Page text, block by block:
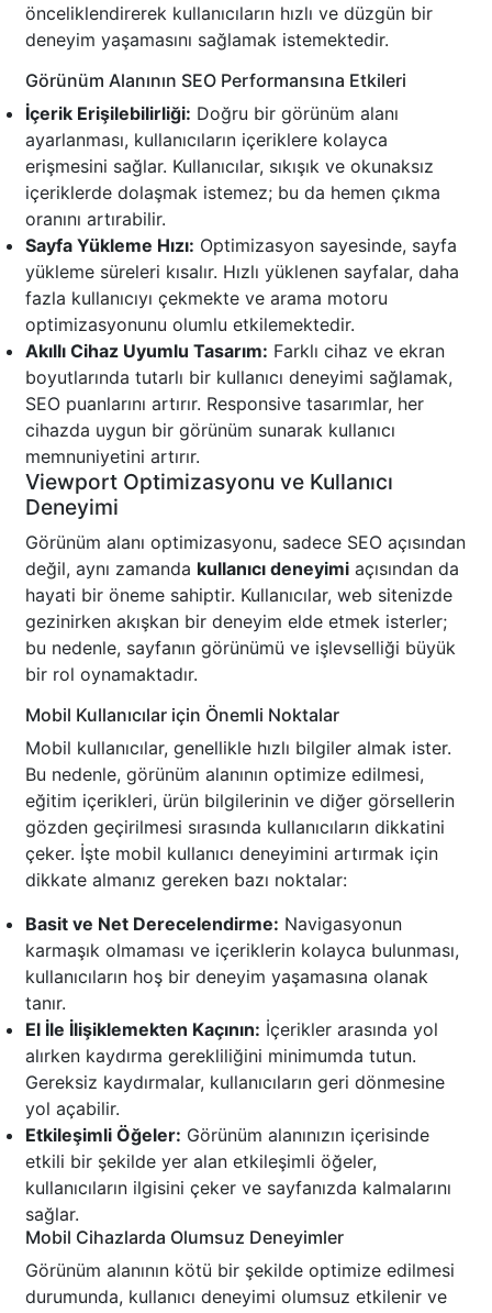
önceliklendirerek kullanıcıların hızlı ve düzgün bir
deneyim yaşamasını sağlamak istemektedir.
Görünüm Alanının SEO Performansına Etkileri
İçerik Erişilebilirliği: Doğru bir görünüm alanı
ayarlanması, kullanıcıların içeriklere kolayca
erişmesini sağlar. Kullanıcılar, sıkışık ve okunaksız
içeriklerde dolaşmak istemez; bu da hemen çıkma
oranını artırabilir.
Sayfa Yükleme Hızı: Optimizasyon sayesinde, sayfa
yükleme süreleri kısalır. Hızlı yüklenen sayfalar, daha
fazla kullanıcıyı çekmekte ve arama motoru
optimizasyonunu olumlu etkilemektedir.
Akıllı Cihaz Uyumlu Tasarım: Farklı cihaz ve ekran
boyutlarında tutarlı bir kullanıcı deneyimi sağlamak,
SEO puanlarını artırır. Responsive tasarımlar, her
cihazda uygun bir görünüm sunarak kullanıcı
memnuniyetini artırır.
Viewport Optimizasyonu ve Kullanıcı
Deneyimi
Görünüm alanı optimizasyonu, sadece SEO açısından
değil, aynı zamanda kullanıcı deneyimi açısından da
hayati bir öneme sahiptir. Kullanıcılar, web sitenizde
gezinirken akışkan bir deneyim elde etmek isterler;
bu nedenle, sayfanın görünümü ve işlevselliği büyük
bir rol oynamaktadır.
Mobil Kullanıcılar için Önemli Noktalar
Mobil kullanıcılar, genellikle hızlı bilgiler almak ister.
Bu nedenle, görünüm alanının optimize edilmesi,
eğitim içerikleri, ürün bilgilerinin ve diğer görsellerin
gözden geçirilmesi sırasında kullanıcıların dikkatini
çeker. İşte mobil kullanıcı deneyimini artırmak için
dikkate almanız gereken bazı noktalar:
Basit ve Net Derecelendirme: Navigasyonun
karmaşık olmaması ve içeriklerin kolayca bulunması,
kullanıcıların hoş bir deneyim yaşamasına olanak
tanır.
El İle İlişiklemekten Kaçının: İçerikler arasında yol
alırken kaydırma gerekliliğini minimumda tutun.
Gereksiz kaydırmalar, kullanıcıların geri dönmesine
yol açabilir.
Etkileşimli Öğeler: Görünüm alanınızın içerisinde
etkili bir şekilde yer alan etkileşimli öğeler,
kullanıcıların ilgisini çeker ve sayfanızda kalmalarını
sağlar.
Mobil Cihazlarda Olumsuz Deneyimler
Görünüm alanının kötü bir şekilde optimize edilmesi
durumunda, kullanıcı deneyimi olumsuz etkilenir ve